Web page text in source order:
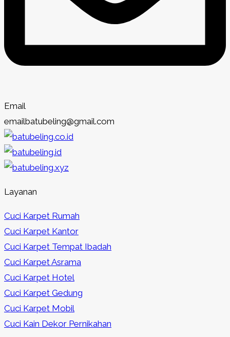
Email
emailbatubeling@gmail.com
Layanan
Cuci Karpet Rumah
Cuci Karpet Kantor
Cuci Karpet Tempat Ibadah
Cuci Karpet Asrama
Cuci Karpet Hotel
Cuci Karpet Gedung
Cuci Karpet Mobil
Cuci Kain Dekor Pernikahan